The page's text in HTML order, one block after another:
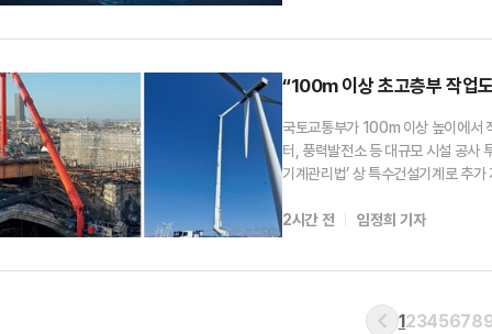
“100m 이상 초고층부 작업
국토교통부가 100m 이상 높이에서
터, 풍력발전소 등 대규모 시설 공사
기계관리법’ 상 특수건설기계로 추
‘도로법’상 운행 제한에 묶여 자동
2시간 전 임정희 기자
12345678